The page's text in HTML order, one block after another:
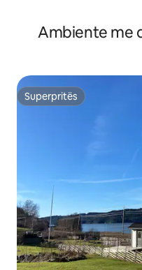
Ambiente me
Superpritës
Superpritës